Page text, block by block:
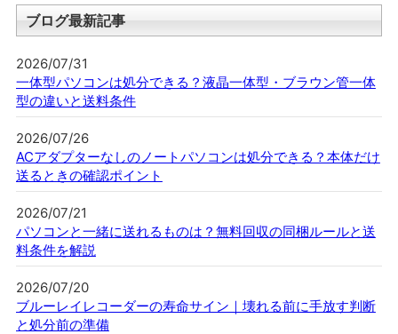
ブログ最新記事
2026/07/31
一体型パソコンは処分できる？液晶一体型・ブラウン管一体
型の違いと送料条件
2026/07/26
ACアダプターなしのノートパソコンは処分できる？本体だけ
送るときの確認ポイント
2026/07/21
パソコンと一緒に送れるものは？無料回収の同梱ルールと送
料条件を解説
2026/07/20
ブルーレイレコーダーの寿命サイン｜壊れる前に手放す判断
と処分前の準備